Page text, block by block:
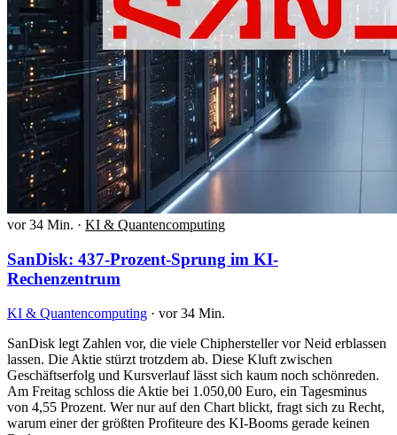
vor 34 Min. · KI & Quantencomputing
SanDisk: 437-Prozent-Sprung im KI-
Rechenzentrum
KI & Quantencomputing · vor 34 Min.
SanDisk legt Zahlen vor, die viele Chiphersteller vor Neid erblassen
lassen. Die Aktie stürzt trotzdem ab. Diese Kluft zwischen
Geschäftserfolg und Kursverlauf lässt sich kaum noch schönreden.
Am Freitag schloss die Aktie bei 1.050,00 Euro, ein Tagesminus
von 4,55 Prozent. Wer nur auf den Chart blickt, fragt sich zu Recht,
warum einer der größten Profiteure des KI-Booms gerade keinen